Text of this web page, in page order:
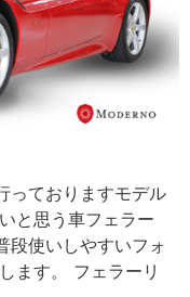
っておりますモデル
と思う車フェラー
段使いしやすいフォ
ます。 フェラーリ